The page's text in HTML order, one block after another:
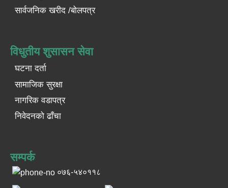
सार्वजनिक खरीद /बोलपत्र
विधुतीय शुसासन सेवा
घटना दर्ता
सामाजिक सुरक्षा
नागरिक वडापत्र
निवेदनको ढाँचा
सम्पर्क
०७६-५४०११८